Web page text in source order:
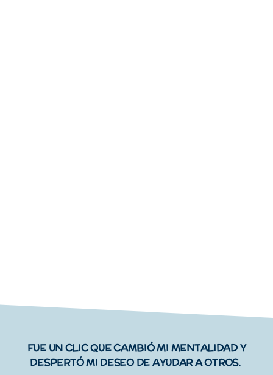
FUE UN CLIC QUE CAMBIÓ MI MENTALIDAD Y
DESPERTÓ MI DESEO DE AYUDAR A OTROS.